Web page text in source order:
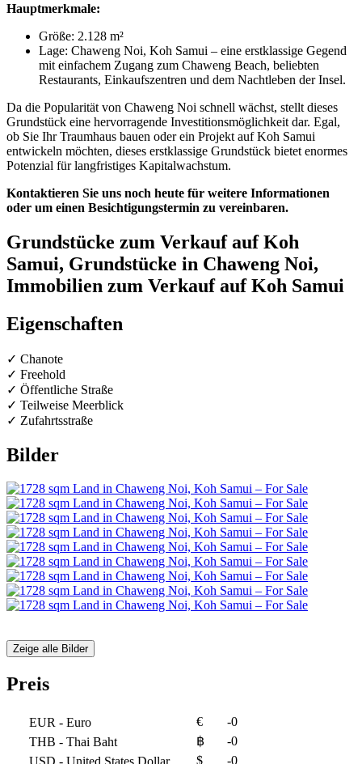
Hauptmerkmale:
Größe: 2.128 m²
Lage: Chaweng Noi, Koh Samui – eine erstklassige Gegend
mit einfachem Zugang zum Chaweng Beach, beliebten
Restaurants, Einkaufszentren und dem Nachtleben der Insel.
Da die Popularität von Chaweng Noi schnell wächst, stellt dieses
Grundstück eine hervorragende Investitionsmöglichkeit dar. Egal,
ob Sie Ihr Traumhaus bauen oder ein Projekt auf Koh Samui
entwickeln möchten, dieses erstklassige Grundstück bietet enormes
Potenzial für langfristiges Kapitalwachstum.
Kontaktieren Sie uns noch heute für weitere Informationen
oder um einen Besichtigungstermin zu vereinbaren.
Grundstücke zum Verkauf auf Koh
Samui, Grundstücke in Chaweng Noi,
Immobilien zum Verkauf auf Koh Samui
Eigenschaften
✓ Chanote
✓ Freehold
✓ Öffentliche Straße
✓ Teilweise Meerblick
✓ Zufahrtsstraße
Bilder
Zeige alle Bilder
Preis
EUR - Euro €
-0
THB - Thai Baht ฿
-0
$
-0